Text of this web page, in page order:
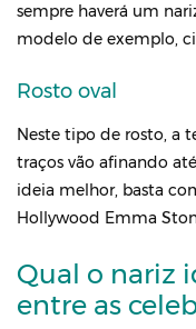
sempre haverá um
modelo de exemplo,
Rosto oval
Neste tipo de rosto, a
traços vão afinando
ideia melhor, basta
Hollywood Emma
Qual o nariz
entre as